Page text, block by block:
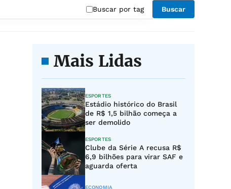
Buscar por tag Buscar
Mais Lidas
ESPORTES
Estádio histórico do Brasil
de R$ 1,5 bilhão começa a
ser demolido
ESPORTES
Clube da Série A recusa R$
6,9 bilhões para virar SAF e
aguarda oferta
ECONOMIA